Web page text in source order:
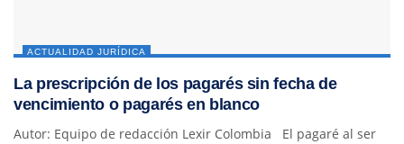
ACTUALIDAD JURÍDICA
La prescripción de los pagarés sin fecha de
vencimiento o pagarés en blanco
Autor: Equipo de redacción Lexir Colombia El pagaré al ser